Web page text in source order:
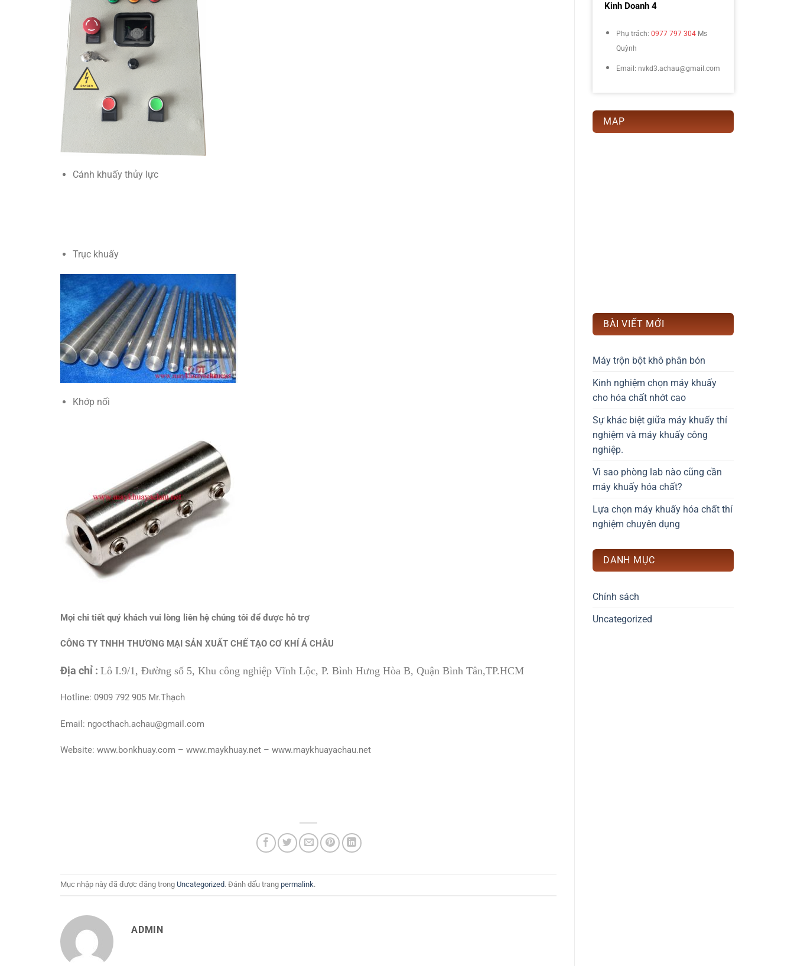
Cánh khuấy thủy lực
Trục khuấy
Khớp nối
Mọi chi tiết quý khách vui lòng liên hệ chúng tôi để được hỗ trợ
CÔNG TY TNHH THƯƠNG MẠI SẢN XUẤT CHẾ TẠO CƠ KHÍ Á CHÂU
Địa chỉ : Lô I.9/1, Đường số 5, Khu công nghiệp Vĩnh Lộc, P. Bình Hưng Hòa B, Quận Bình Tân,TP.HCM
Hotline: 0909 792 905 Mr.Thạch
Email: ngocthach.achau@gmail.com
Website: www.bonkhuay.com – www.maykhuay.net – www.maykhuayachau.net
Mục nhập này đã được đăng trong Uncategorized. Đánh dấu trang permalink.
ADMIN
Kinh Doanh 4
Phụ trách: 0977 797 304 Ms
Quỳnh
Email: nvkd3.achau@gmail.com
MAP
BÀI VIẾT MỚI
Máy trộn bột khô phân bón
Kinh nghiệm chọn máy khuấy
cho hóa chất nhớt cao
Sự khác biệt giữa máy khuấy thí
nghiệm và máy khuấy công
nghiệp.
Vì sao phòng lab nào cũng cần
máy khuấy hóa chất?
Lựa chọn máy khuấy hóa chất thí
nghiệm chuyên dụng
DANH MỤC
Chính sách
Uncategorized